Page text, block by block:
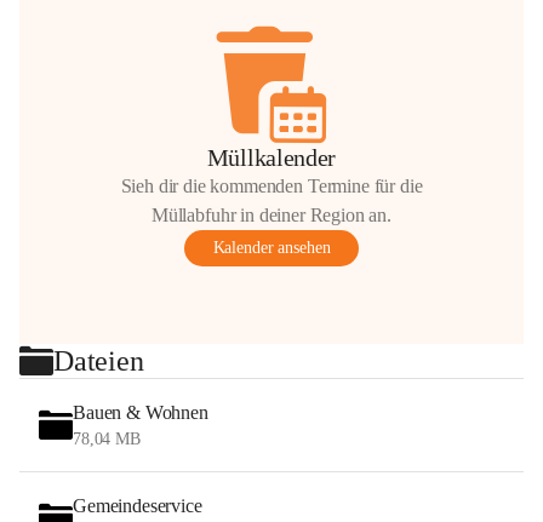
Müllkalender
Sieh dir die kommenden Termine für die
Müllabfuhr in deiner Region an.
Kalender ansehen
Dateien
Bauen & Wohnen
78,04 MB
Gemeindeservice